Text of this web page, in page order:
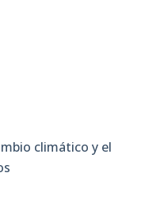
climático y el